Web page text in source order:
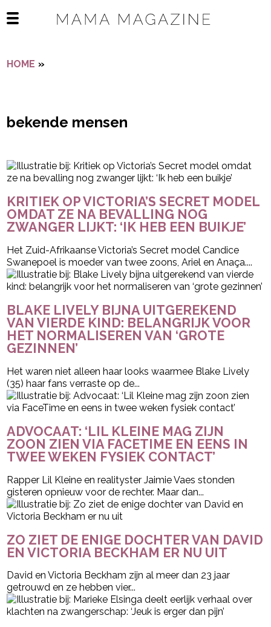
Open het mobiele menu
HOME »
bekende mensen
KRITIEK OP VICTORIA’S SECRET MODEL
OMDAT ZE NA BEVALLING NOG
ZWANGER LIJKT: ‘IK HEB EEN BUIKJE’
Het Zuid-Afrikaanse Victoria’s Secret model Candice
Swanepoel is moeder van twee zoons, Ariel en Anaça....
BLAKE LIVELY BIJNA UITGEREKEND
VAN VIERDE KIND: BELANGRIJK VOOR
HET NORMALISEREN VAN ‘GROTE
GEZINNEN’
Het waren niet alleen haar looks waarmee Blake Lively
(35) haar fans verraste op de...
ADVOCAAT: ‘LIL KLEINE MAG ZIJN
ZOON ZIEN VIA FACETIME EN EENS IN
TWEE WEKEN FYSIEK CONTACT’
Rapper Lil Kleine en realityster Jaimie Vaes stonden
gisteren opnieuw voor de rechter. Maar dan...
ZO ZIET DE ENIGE DOCHTER VAN DAVID
EN VICTORIA BECKHAM ER NU UIT
David en Victoria Beckham zijn al meer dan 23 jaar
getrouwd en ze hebben vier...